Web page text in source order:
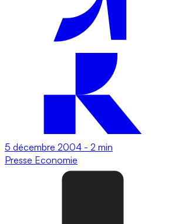
5 décembre 2004 - 2 min
Presse Economie